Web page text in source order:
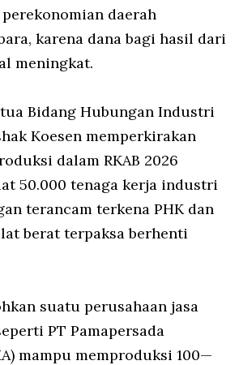
daerah
karena dana bagi hasil dari
meningkat.
Bidang Hubungan Industri
Koesen memperkirakan
dalam RKAB 2026
50.000 tenaga kerja industri
terancam terkena PHK dan
berat terpaksa berhenti
suatu perusahaan jasa
PT Pamapersada
mampu memproduksi 100—